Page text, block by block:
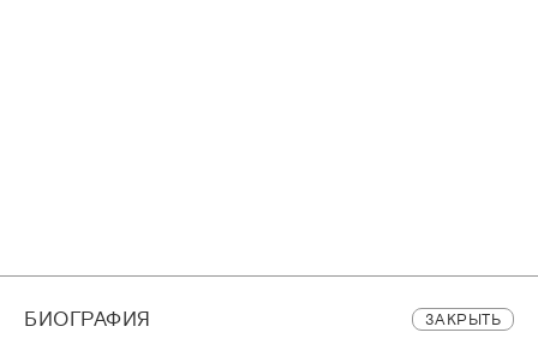
БИОГРАФИЯ ЗАКРЫТЬ